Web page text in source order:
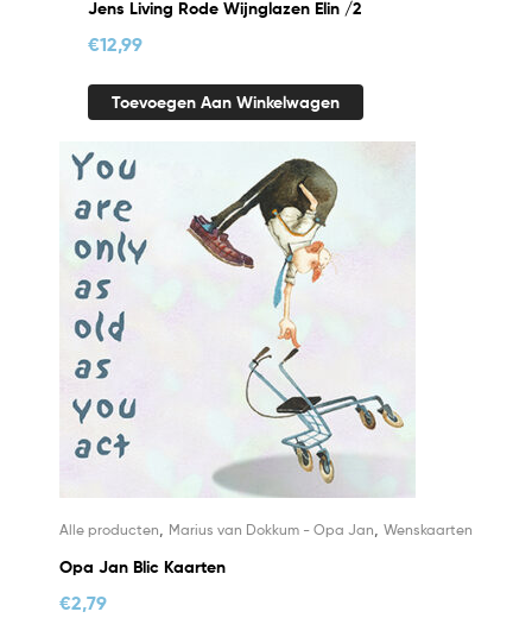
Jens Living Rode Wijnglazen Elin /2
€12,99
Toevoegen Aan Winkelwagen
Alle producten Marius van Dokkum - Opa Jan Wenskaarten
Opa Jan Blic Kaarten
€2,79